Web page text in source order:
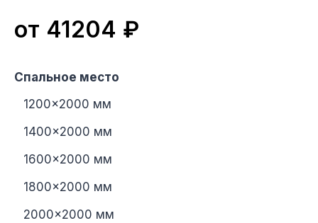
от 41204 ₽
Спальное место
1200×2000 мм
1400×2000 мм
1600×2000 мм
1800×2000 мм
2000×2000 мм